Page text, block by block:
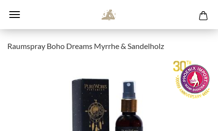
Raumspray Boho Dreams Myrrhe & Sandelholz